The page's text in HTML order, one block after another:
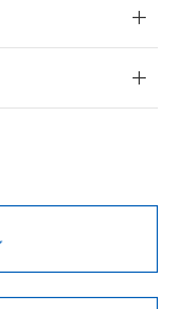
以下を必ずお読